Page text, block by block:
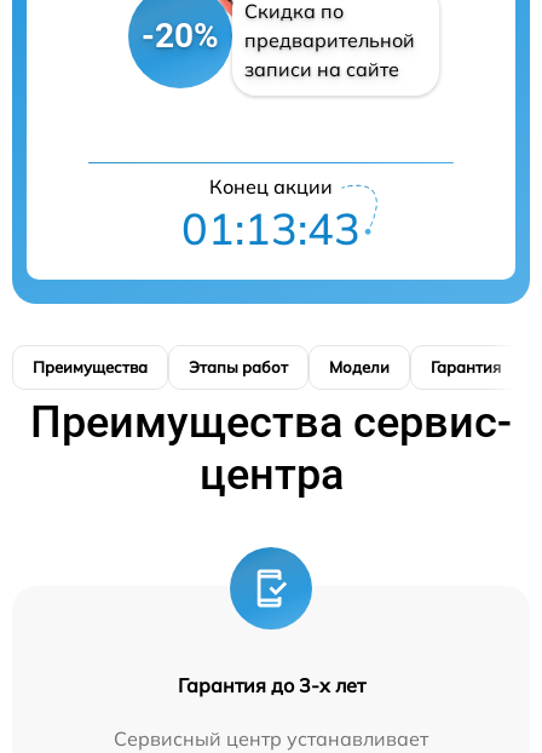
-20%
Скидка по
предварительной
записи на сайте
Конец акции
01:13:42
Преимущества Этапы работ Модели Гарантия
Преимущества сервис-
центра
Гарантия до 3-х лет
Сервисный центр устанавливает